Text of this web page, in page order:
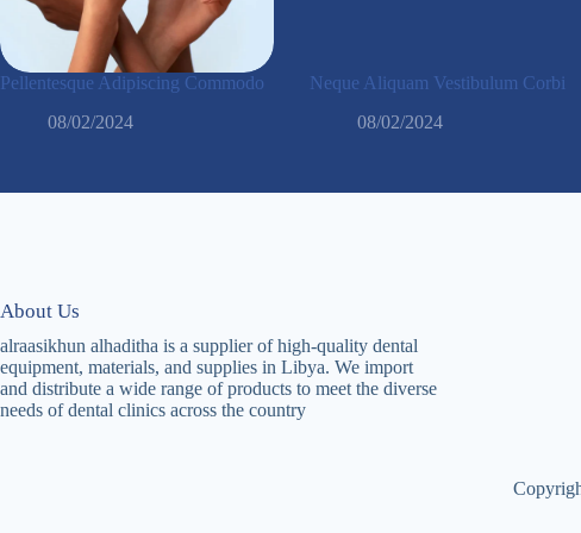
Pellentesque Adipiscing Commodo
08/02/2024
Neque Aliquam Vestibulum Corbi
08/02/2024
About Us
alraasikhun alhaditha is a supplier of high-quality dental
equipment, materials, and supplies in Libya. We import
and distribute a wide range of products to meet the diverse
needs of dental clinics across the country